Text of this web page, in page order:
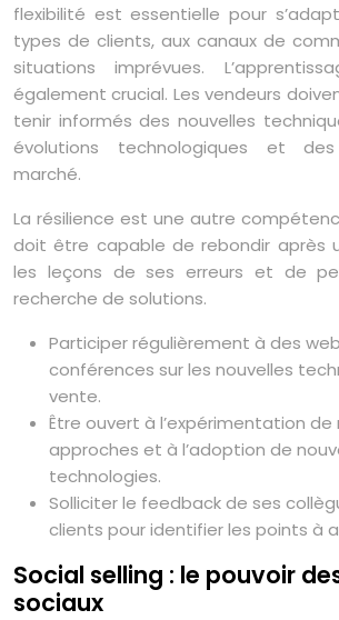
flexibilité est essentielle pour
types de clients, aux canaux de
situations imprévues.
également crucial. Les vendeurs
tenir informés des nouvelles
évolutions technologiques et
marché.
La résilience est une autre
doit être capable de rebondir après
les leçons de ses erreurs et de
recherche de solutions.
Participer régulièrement à des
conférences sur les nouvelles
vente.
Être ouvert à l’expérimentation de
approches et à l’adoption de
technologies.
Solliciter le feedback de ses
clients pour identifier les points à
Social selling : le pouvoir
sociaux